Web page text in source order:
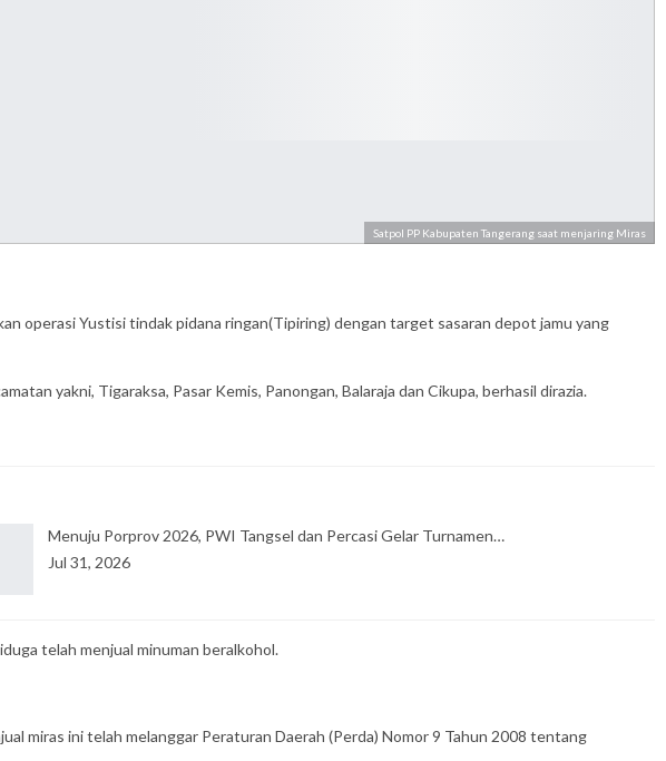
Satpol PP Kabupaten Tangerang saat menjaring Miras
operasi Yustisi tindak pidana ringan(Tipiring) dengan target sasaran depot jamu yang
yakni, Tigaraksa, Pasar Kemis, Panongan, Balaraja dan Cikupa, berhasil dirazia.
Menuju Porprov 2026, PWI Tangsel dan Percasi Gelar Turnamen…
Jul 31, 2026
telah menjual minuman beralkohol.
miras ini telah melanggar Peraturan Daerah (Perda) Nomor 9 Tahun 2008 tentang